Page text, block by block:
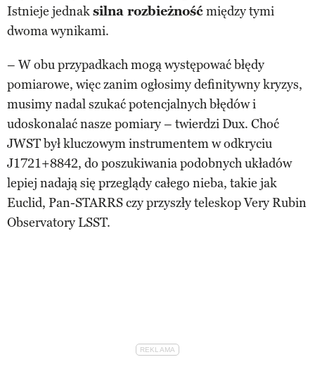
Istnieje jednaksilna rozbieżnośćmiędzy tymi
dwoma wynikami.
– W obu przypadkach mogą występować błędy
pomiarowe, więc zanim ogłosimy definitywny kryzys,
musimy nadal szukać potencjalnych błędów i
udoskonalać nasze pomiary – twierdzi Dux. Choć
JWST był kluczowym instrumentem w odkryciu
J1721+8842, do poszukiwania podobnych układów
lepiej nadają się przeglądy całego nieba, takie jak
Euclid, Pan-STARRS czy przyszły teleskop Very Rubin
Observatory LSST.